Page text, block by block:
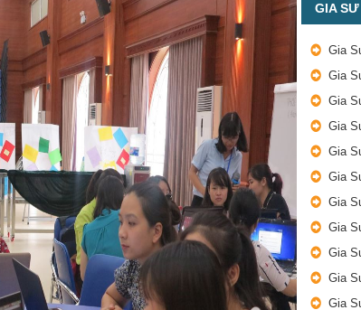
GIA
Gia
Gia
Gia
Gia
Gia
Gia
Gia
Gia
Gia
Gia
Gia